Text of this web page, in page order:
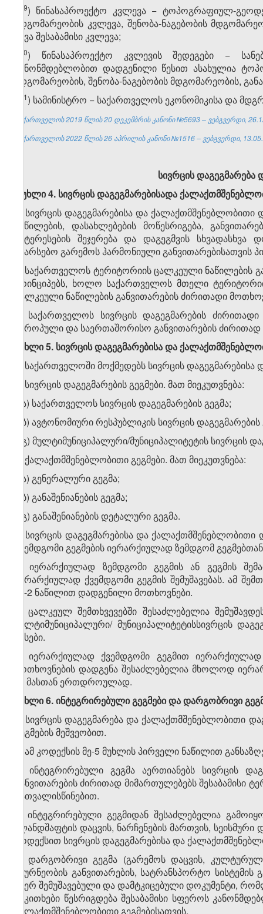
​29) წინასაპროექტო კვლევა − ტოპოგრაფიულ-
მდგომარეობის კვლევა, შენობა-ნაგებობის
სხვა შესაბამისი კვლევა;
​30) წინასაპროექტო კვლევის შედეგები −
კანონმდებლობით დადგენილი წესით ასახულია
მდგომარეობის, შენობა-ნაგებობის მდგომარეობის,
​31) სამინისტრო − საქართველოს ეკონომიკისა და
საქართველოს 2019 წლის 20 დეკემბრის კანონი №5693 – ვებგვერდი,
საქართველოს 2022 წლის 26 აპრილის კანონი №1516 – ვებგვერდი,
სივრცის
მუხლი 4. სივრცის დაგეგმარებისადა
1. სივრცის დაგეგმარებისა და
ნაწილების, დასახლებების მოწესრიგება,
ინტერესების შეჯერება და დაგეგმვის
საარსებო გარემოს ჰარმონიული განვითარებისათვის
2. საქართველოს ტერიტორიის ცალკეული ნაწილების
პრინციპებს, ხოლო საქართველოს მთელი
ცალკეული ნაწილების განვითარების ძირითადი
3. საქართველოს სივრცის დაგეგმარების
ევროპული და საერთაშორისო განვითარების
მუხლი 5. სივრცის დაგეგმარებისა და
1. საქართველოში მოქმედებს სივრცის
ა) სივრცის დაგეგმარების გეგმები. მათ მიეკუთვნება:
ა.ა) საქართველოს სივრცის დაგეგმარების გეგმა;
ა.ბ) ავტონომიური რესპუბლიკის სივრცის დაგეგმარების
ა.გ) მულტიმუნიციპალური/მუნიციპალიტეტის სივრცის
ბ) ქალაქთმშენებლობითი გეგმები. მათ მიეკუთვნება:
ბ.ა) გენერალური გეგმა;
ბ.ბ) განაშენიანების გეგმა;
ბ.გ) განაშენიანების დეტალური გეგმა.
2. სივრცის დაგეგმარებისა და
ქვემდგომი გეგმების იერარქიულად ზემდგომ
3. იერარქიულად ზემდგომი გეგმის ან გეგმის
იერარქიულად ქვემდგომი გეგმის შემუშავებას. ამ
მე-2 ნაწილით დადგენილი მოთხოვნები.
4. ცალკეულ შემთხვევებში შესაძლებელია
მულტიმუნიციპალური/ მუნიციპალიტეტისსივრცის
წესები.
5. იერარქიულად ქვემდგომი გეგმით
მოთხოვნების დადგენა შესაძლებელია მხოლოდ
ან მასთან ერთდროულად.
მუხლი 6. ინტეგრირებული გეგმები და დარგობრივი
1. სივრცის დაგეგმარება და ქალაქთმშენებლობითი
გეგმების მეშვეობით.
2. ამ კოდექსის მე-5 მუხლის პირველი ნაწილით
3. ინტეგრირებული გეგმა აერთიანებს სივრცის
განვითარების ძირითად მიმართულებებს შესაბამისი
გათვალისწინებით.
4. ინტეგრირებული გეგმიდან შესაძლებელია
(ლანდშაფტის დაცვის, ნარჩენების მართვის,
კოდექსით სივრცის დაგეგმარებისა და
5. დარგობრივი გეგმა (გარემოს დაცვის,
მეურნეობის განვითარების, სატრანსპორტო
მიერ შემუშავებული და დამტკიცებული დოკუმენტი,
საკითხები წესრიგდება შესაბამისი სფეროს
ქალაქთმშენებლობითი გეგმებისათვის.